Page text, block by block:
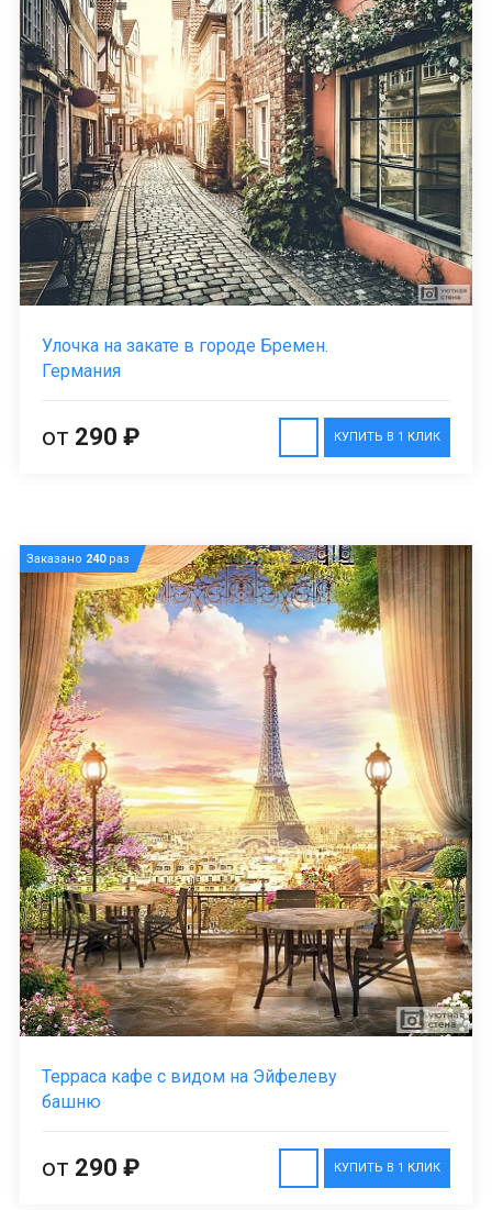
Улочка на закате в городе Бремен.
Германия
КУПИТЬ В 1 КЛИК
от 290 ₽
Заказано 240раз
Терраса кафе с видом на Эйфелеву
башню
КУПИТЬ В 1 КЛИК
от 290 ₽